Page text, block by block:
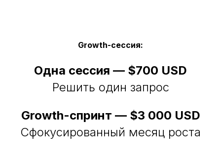
Growth-сессия:
Одна сессия — $700 USD
Решить один запрос
Growth-спринт — $3 000 USD
Сфокусированный месяц роста